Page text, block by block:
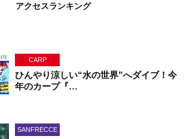
アクセスランキング
CARP
ひんやり涼しい“水の世界”へダイブ！今
年のカープ『…
SANFRECCE